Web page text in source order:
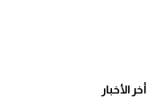
أخر الأخبار